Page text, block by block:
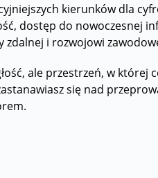
kierunków dla
dostęp do nowoczesnej
zdalnej i rozwojowi
ale przestrzeń, w której
się nad